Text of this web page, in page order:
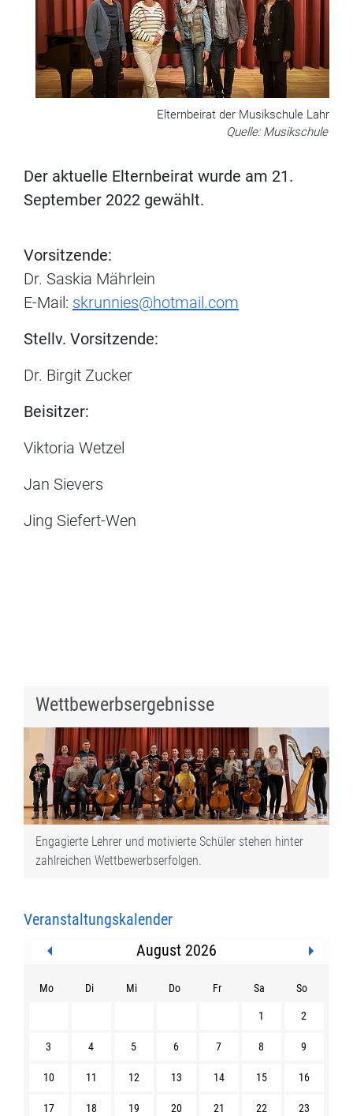
Elternbeirat der Musikschule Lahr
Quelle: Musikschule
Der aktuelle Elternbeirat wurde am 21.
September 2022 gewählt.
Vorsitzende:
Dr. Saskia Mährlein
E-Mail: skrunnies@hotmail.com
Stellv. Vorsitzende:
Dr. Birgit Zucker
Beisitzer:
Viktoria Wetzel
Jan Sievers
Jing Siefert-Wen
Wettbewerbsergebnisse
Engagierte Lehrer und motivierte Schüler stehen hinter
zahlreichen Wettbewerbserfolgen.
Veranstaltungskalender
August 2026
Mo Di Mi Do Fr Sa So
1 2
3 4 5 6 7 8 9
10 11 12 13 14 15 16
17 18 19 20 21 22 23